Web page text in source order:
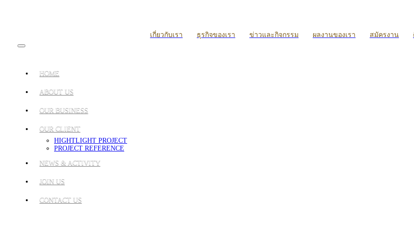
เกี่ยวกับเรา ธุรกิจของเรา ข่าวและกิจกรรม ผลงานของเรา สมัครงาน
HOME
ABOUT US
OUR BUSINESS
OUR CLIENT
HIGHTLIGHT PROJECT
PROJECT REFERENCE
NEWS & ACTIVITY
JOIN US
CONTACT US